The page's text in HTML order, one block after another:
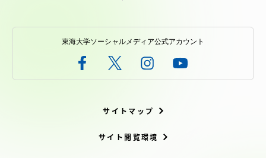
東海大学ソーシャルメディア公式アカウント
サイトマップ
サイト閲覧環境